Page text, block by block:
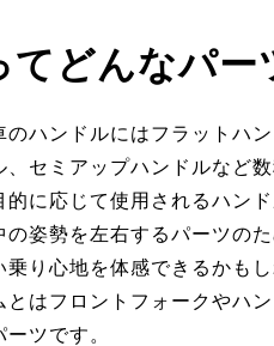
どんなパー
のハンドルにはフラットハ
、セミアップハンドルなど
的に応じて使用されるハンド
の姿勢を左右するパーツの
乗り心地を体感できるかもし
とはフロントフォークやハ
ーツです。